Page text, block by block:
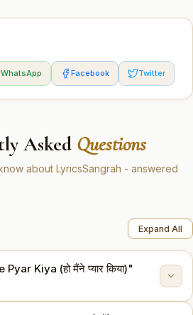
WhatsApp Facebook Twitter
Asked Questions
about LyricsSangrah - answered
Expand All
Kiya (हो मैंने प्यार किया)"